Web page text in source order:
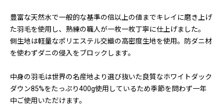
豊富な天然水で一般的な基準の倍以上の値までキレイに磨き上げ
た羽毛を使用し、熟練の職人が一枚一枚丁寧に仕上げました。
側生地は軽量なポリエステル交織の高密度生地を使用。防ダニ材
を使わずダニの侵入をブロックします。
中身の羽毛は世界の名産地より選び抜いた良質なホワイトダック
ダウン85%をたっぷり400g使用しているため季節を問わず一年
中ご使用いただけます。